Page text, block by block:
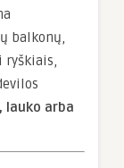
balkonų,
ryškiais,
lauko arba